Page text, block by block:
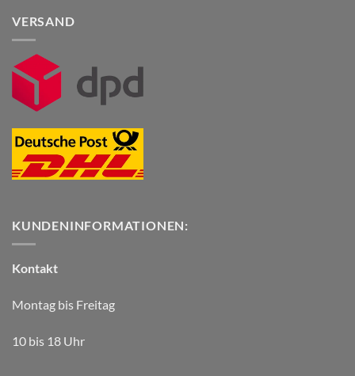
VERSAND
KUNDENINFORMATIONEN:
Kontakt
Montag bis Freitag
10 bis 18 Uhr